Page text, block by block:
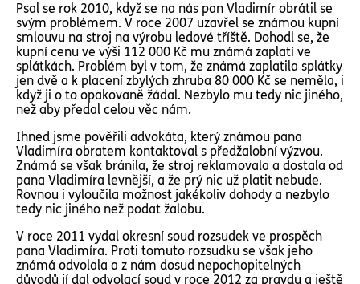
Psal se rok 2010, když se na nás pan Vladimír obrátil se
svým problémem. V roce 2007 uzavřel se známou kupní
smlouvu na stroj na výrobu ledové tříště. Dohodl se, že
kupní cenu ve výši 112 000 Kč mu známá zaplatí ve
splátkách. Problém byl v tom, že známá zaplatila splátky
jen dvě a k placení zbylých zhruba 80 000 Kč se neměla, i
když ji o to opakovaně žádal. Nezbylo mu tedy nic jiného,
než aby předal celou věc nám.
Ihned jsme pověřili advokáta, který známou pana
Vladimíra obratem kontaktoval s předžalobní výzvou.
Známá se však bránila, že stroj reklamovala a dostala od
pana Vladimíra levnější, a že prý nic už platit nebude.
Rovnou i vyloučila možnost jakékoliv dohody a nezbylo
tedy nic jiného než podat žalobu.
V roce 2011 vydal okresní soud rozsudek ve prospěch
pana Vladimíra. Proti tomuto rozsudku se však jeho
známá odvolala a z nám dosud nepochopitelných
důvodů jí dal odvolací soud v roce 2012 za pravdu a ještě